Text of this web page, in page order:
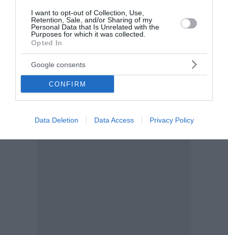
I want to opt-out of Collection, Use,
Retention, Sale, and/or Sharing of my
Personal Data that Is Unrelated with the
Purposes for which it was collected.
Opted In
Google consents
CONFIRM
Data Deletion Data Access Privacy Policy